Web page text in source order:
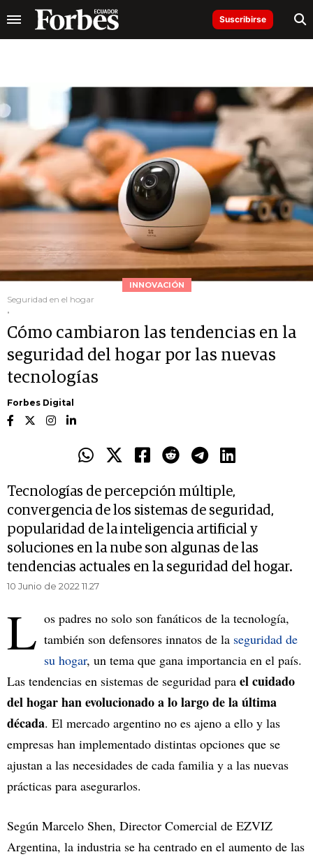
Suscribirse
INNOVACIÓN
Seguridad en el hogar
.
Cómo cambiaron las tendencias en la
seguridad del hogar por las nuevas
tecnologías
Forbes Digital
Tecnologías de percepción múltiple,
convergencia de los sistemas de seguridad,
popularidad de la inteligencia artificial y
soluciones en la nube son algunas de las
tendencias actuales en la seguridad del hogar.
10 Junio de 2022 11.27
L os padres no solo son fanáticos de la tecnología,
también son defensores innatos de la seguridad de
su hogar, un tema que gana importancia en el país.
Las tendencias en sistemas de seguridad para el cuidado
del hogar han evolucionado a lo largo de la última
década. El mercado argentino no es ajeno a ello y las
empresas han implementado distintas opciones que se
ajustan a las necesidades de cada familia y a las nuevas
prácticas para asegurarlos.
Según Marcelo Shen, Director Comercial de EZVIZ
Argentina, la industria se ha centrado en el aumento de las